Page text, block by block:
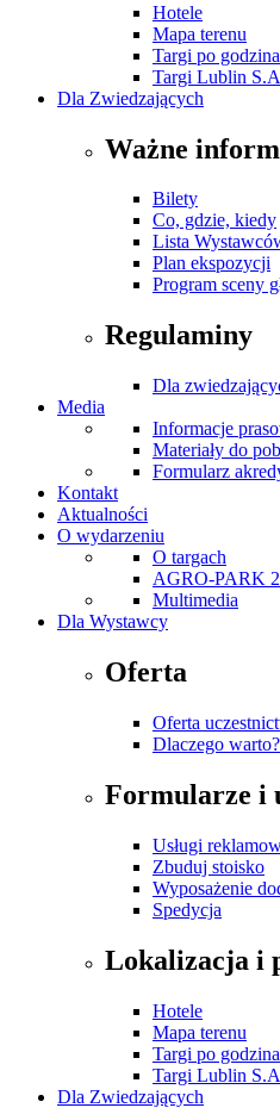
Hotele
Mapa terenu
Targi po
Targi Lublin
Dla Zwiedzających
Ważne
Bilety
Co, gdzie, kiedy
Lista
Plan ekspozycji
Program sceny
Regulaminy
Dla
Media
Informacje
Materiały do
Formularz
Kontakt
Aktualności
O wydarzeniu
O targach
AGRO-PARK
Multimedia
Dla Wystawcy
Oferta
Oferta
Dlaczego warto?
Formularze i
Usługi
Zbuduj stoisko
Wyposażenie
Spedycja
Lokalizacja i
Hotele
Mapa terenu
Targi po
Targi Lublin
Dla Zwiedzających